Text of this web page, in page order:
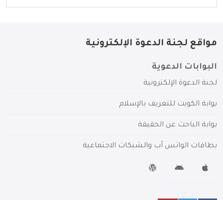
مواقع لجنة الدعوة الإلكترونية
البوابات الدعوية
لجنة الدعوة الإلكترونية
بوابة الكويت للتعريف بالإسلام
بوابة الباحث عن الحقيقة
بطاقات الواتس آب والشبكات الاجتماعية